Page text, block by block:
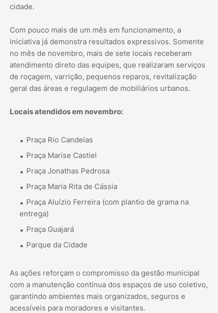
cidade.
Com pouco mais de um mês em funcionamento, a
iniciativa já demonstra resultados expressivos. Somente
no mês de novembro, mais de sete locais receberam
atendimento direto das equipes, que realizaram serviços
de roçagem, varrição, pequenos reparos, revitalização
geral das áreas e regulagem de mobiliários urbanos.
Locais atendidos em novembro:
Praça Rio Candeias
Praça Marise Castiel
Praça Jonathas Pedrosa
Praça Maria Rita de Cássia
Praça Aluízio Ferreira (com plantio de grama na
entrega)
Praça Guajará
Parque da Cidade
As ações reforçam o compromisso da gestão municipal
com a manutenção contínua dos espaços de uso coletivo,
garantindo ambientes mais organizados, seguros e
acessíveis para moradores e visitantes.